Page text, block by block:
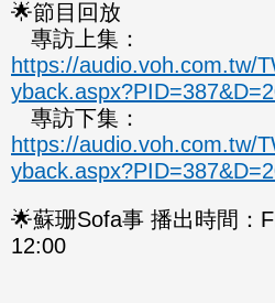
🌟節目回放
專訪上集：
https://audio.voh.com.tw/
專訪下集：
https://audio.voh.com.tw/
🌟蘇珊Sofa事 播出時間：
12:00